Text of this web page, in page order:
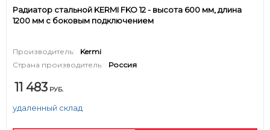
Радиатор стальной KERMI FKO 12 - высота 600 мм, длина
1200 мм с боковым подключением
Производитель:
Kermi
Страна производитель:
Россия
11 483 РУБ.
удаленный склад